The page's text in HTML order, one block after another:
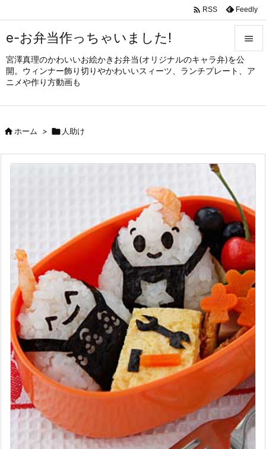
e-お弁当作っちゃいました!
宮澤真理のかわいいお絵かきお弁当(オリジナルのキャラ弁)を公
開。ウィンナー飾り切りやかわいいスィーツ、ランチプレート、ア
ニメや作り方動画も


メニュ
サイド

 RSS Feedly
ホーム >  人助け